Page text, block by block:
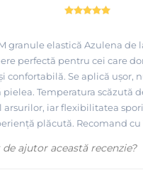
granule elastică Azulena de
perfectă pentru cei care
confortabilă. Se aplică ușor,
pielea. Temperatura scăzută
arsurilor, iar flexibilitatea
plăcută. Recomand
de ajutor această recenzie?